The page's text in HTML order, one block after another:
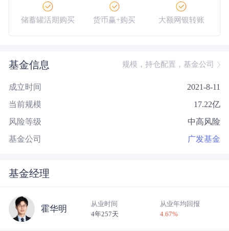
储蓄罐活期购买 货币赢+购买 大额网银转账
基金信息 规模，持仓配置，基金公司
成立时间 2021-8-11
当前规模 17.22亿
风险等级 中高风险
基金公司 广发基金
基金经理
霍华明
从业时间
4年257天
从业年均回报
4.67%